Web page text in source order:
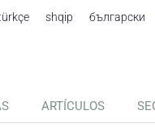
shqip български
ARTÍCULOS